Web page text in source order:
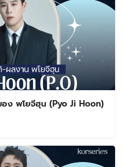
ง พโยจีฮุน (Pyo Ji Hoon)